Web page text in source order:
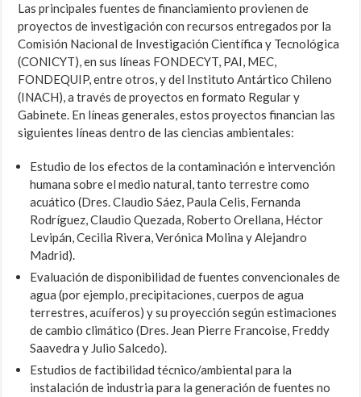
Las principales fuentes de financiamiento provienen de
proyectos de investigación con recursos entregados por la
Comisión Nacional de Investigación Científica y Tecnológica
(CONICYT), en sus líneas FONDECYT, PAI, MEC,
FONDEQUIP, entre otros, y del Instituto Antártico Chileno
(INACH), a través de proyectos en formato Regular y
Gabinete. En líneas generales, estos proyectos financian las
siguientes líneas dentro de las ciencias ambientales:
Estudio de los efectos de la contaminación e intervención
humana sobre el medio natural, tanto terrestre como
acuático (Dres. Claudio Sá­ez, Paula Celis, Fernanda
Rodríguez, Claudio Quezada, Roberto Orella­na, Héctor
Levipán, Cecilia Rivera, Verónica Molina y Alejandro
Madrid).
Evaluación de disponibilidad de fuentes convencionales de
agua (por ejemplo, precipitaciones, cuerpos de agua
terrestres, acuíferos) y su proyección según estimaciones
de cambio climático (Dres. Jean Pierre Francoise, Freddy
Saavedra y Julio Salcedo).
Estudios de factibilidad técnico/ambiental para la
instalación de in­dustria para la generación de fuentes no